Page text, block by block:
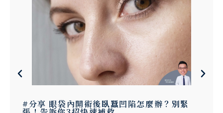
#分享 眼袋內開術後臥蠶凹陷怎麼辦？別緊